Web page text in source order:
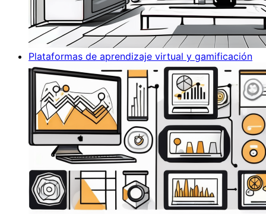
Plataformas de aprendizaje virtual y gamificación